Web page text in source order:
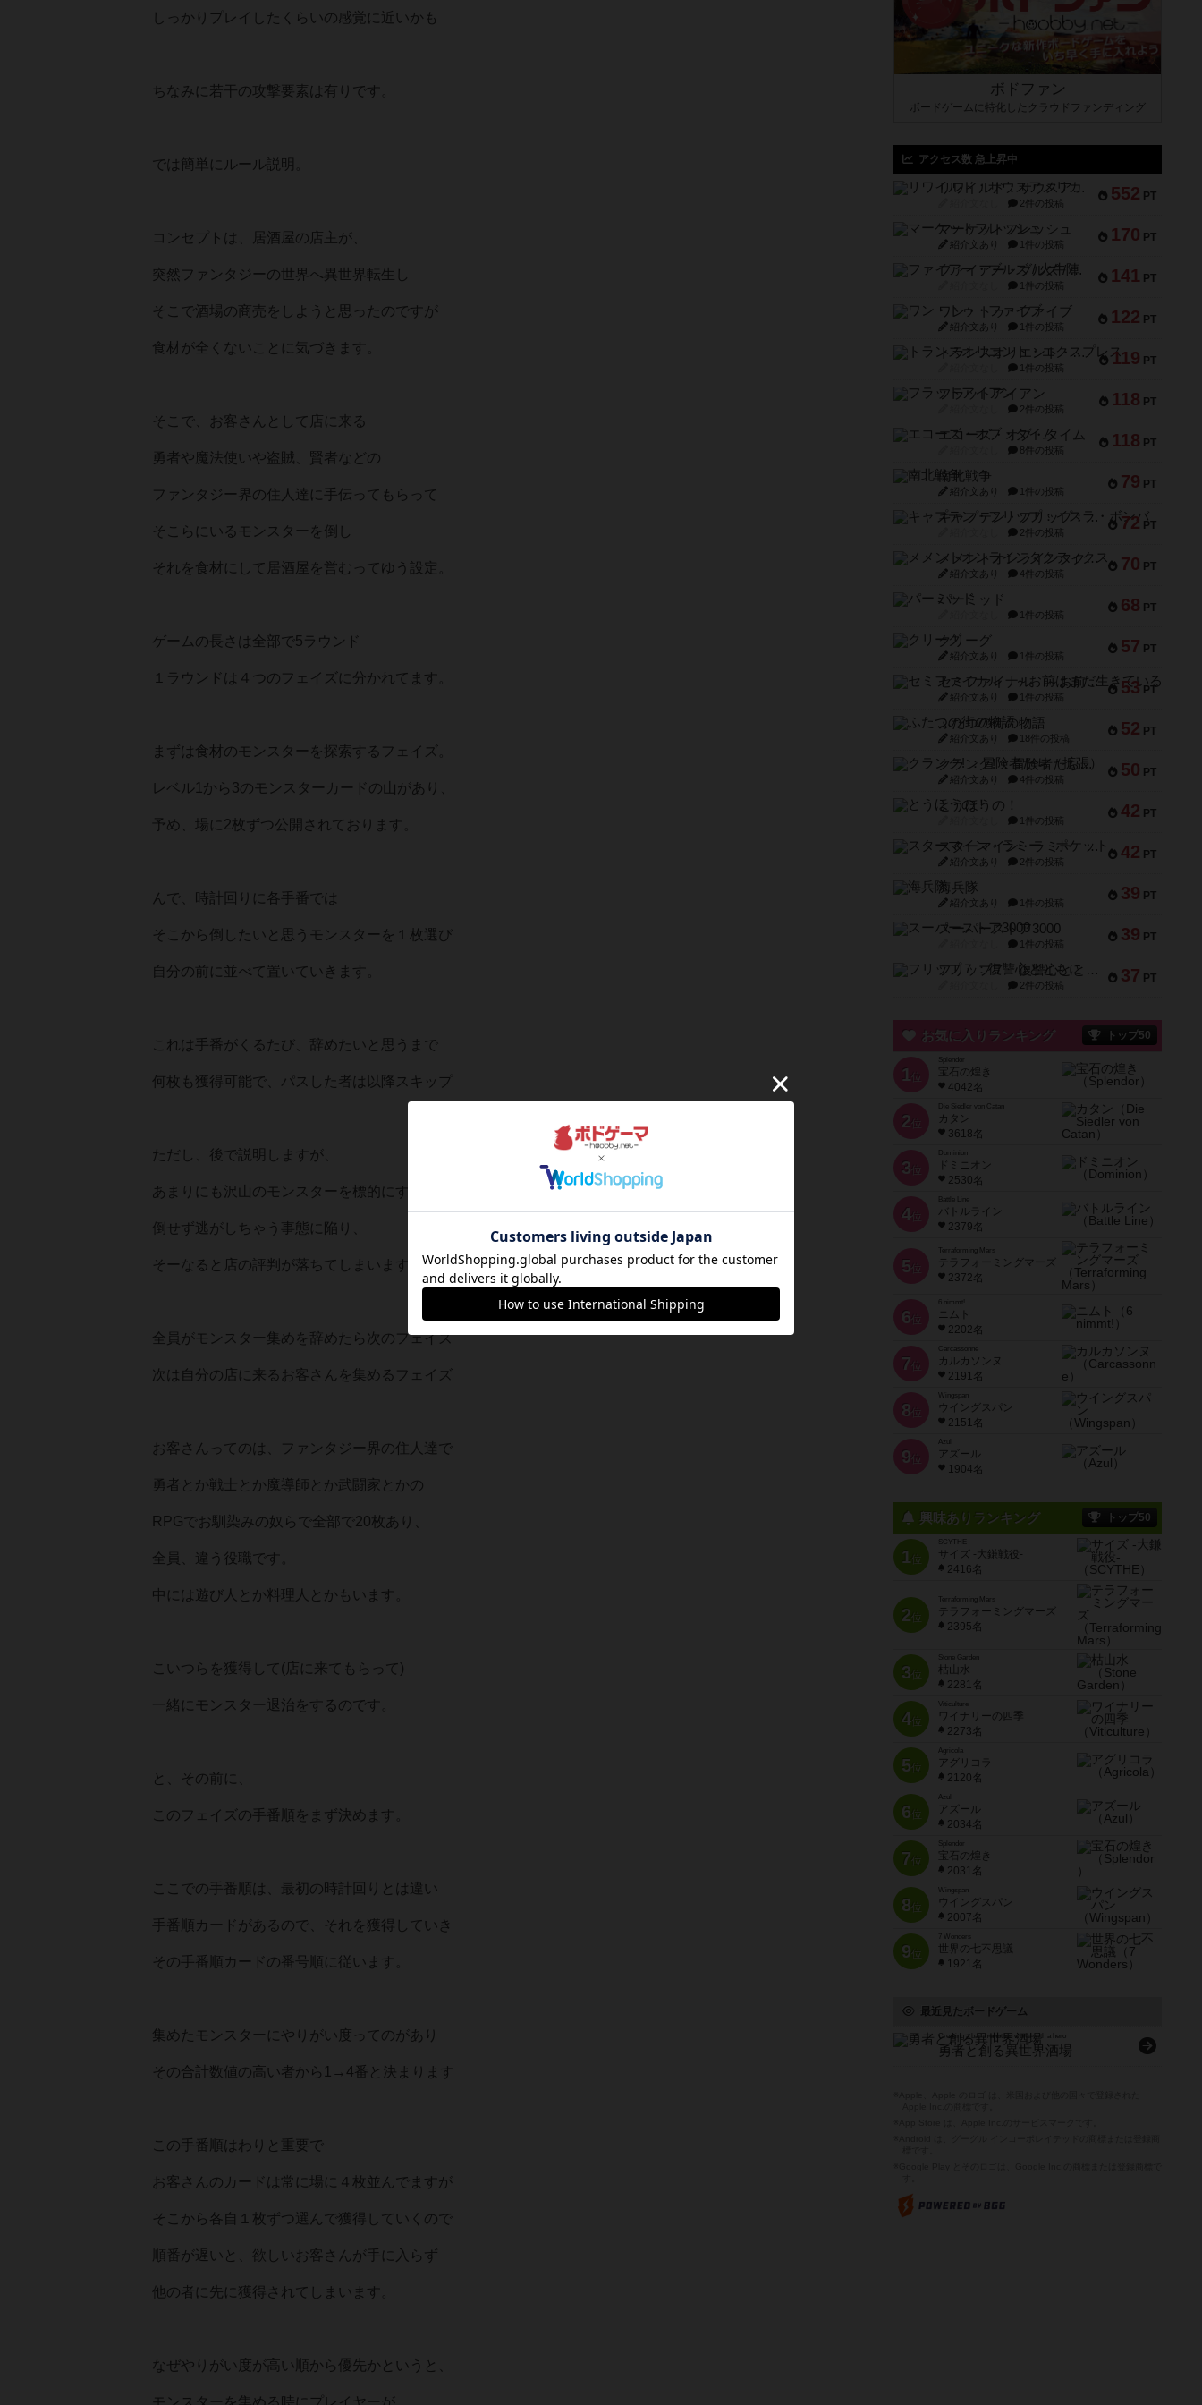
しっかりプレイしたくらいの感覚に近いかも
ちなみに若干の攻撃要素は有りです。
では簡単にルール説明。
コンセプトは、居酒屋の店主が、
突然ファンタジーの世界へ異世界転生し
そこで酒場の商売をしようと思ったのですが
食材が全くないことに気づきます。
そこで、お客さんとして店に来る
勇者や魔法使いや盗賊、賢者などの
ファンタジー界の住人達に手伝ってもらって
そこらにいるモンスターを倒し
それを食材にして居酒屋を営むってゆう設定。
ゲームの長さは全部で5ラウンド
１ラウンドは４つのフェイズに分かれてます。
まずは食材のモンスターを探索するフェイズ。
レベル1から3のモンスターカードの山があり、
予め、場に2枚ずつ公開されております。
んで、時計回りに各手番では
そこから倒したいと思うモンスターを１枚選び
自分の前に並べて置いていきます。
これは手番がくるたび、辞めたいと思うまで
何枚も獲得可能で、パスした者は以降スキップ
ただし、後で説明しますが、
あまりにも沢山のモンスターを標的にすると
倒せず逃がしちゃう事態に陥り、
そーなると店の評判が落ちてしまいます。
全員がモンスター集めを辞めたら次のフェイズ
次は自分の店に来るお客さんを集めるフェイズ
お客さんってのは、ファンタジー界の住人達で
勇者とか戦士とか魔導師とか武闘家とかの
RPGでお馴染みの奴らで全部で20枚あり、
全員、違う役職です。
中には遊び人とか料理人とかもいます。
こいつらを獲得して(店に来てもらって)
一緒にモンスター退治をするのです。
と、その前に、
このフェイズの手番順をまず決めます。
ここでの手番順は、最初の時計回りとは違い
手番順カードがあるので、それを獲得していき
その手番順カードの番号順に従います。
集めたモンスターにやりがい度ってのがあり
その合計数値の高い者から1→4番と決まります
この手番順はわりと重要で
お客さんのカードは常に場に４枚並んでますが
そこから各自１枚ずつ選んで獲得していくので
順番が遅いと、欲しいお客さんが手に入らず
他の者に先に獲得されてしまいます。
なぜやりがい度が高い順から優先かというと、
モンスターを集める時にプレイヤーが
ボドファン
ボードゲームに特化したクラウドファンディング
アクセス数 急上昇中
552 PT
リワイルド：サウスアメリカ
2件の投稿
170 PT
マーケットフレッシュ
紹介文あり 1件の投稿
141 PT
ファイアー・ブルズ / 火牛陣
1件の投稿
122 PT
ワン・トゥ・ファイブ
紹介文あり 1件の投稿
119 PT
トランスオリエント・エクスプレス
1件の投稿
118 PT
フラットアイアン
2件の投稿
118 PT
エコーズ・オブ・タイム
8件の投稿
79 PT
南北戦争
紹介文あり 1件の投稿
72 PT
キャプテン・フリップ：イスラ・ボンバ
2件の投稿
70 PT
メメントオンラインタクティクス
紹介文あり 4件の投稿
68 PT
パーミッド
1件の投稿
57 PT
クリーグ
紹介文あり 1件の投稿
53 PT
セミファイナル ～お前はまだ生きている～
紹介文あり 1件の投稿
52 PT
ふたつの街の物語
紹介文あり 18件の投稿
50 PT
クランク! ：冒険者たち（拡張）
紹介文あり 4件の投稿
42 PT
とうほうの！
1件の投稿
42 PT
スターマイン・ラミー ポケット
紹介文あり 2件の投稿
39 PT
海兵隊
紹介文あり 1件の投稿
39 PT
スーパーストア3000
1件の投稿
37 PT
フリップ７：復讐心とともに
2件の投稿
お気に入りランキング トップ50
1 位
宝石の煌き
4042名
2 位
Die Siedler von Catan
カタン
3618名
3 位
ドミニオン
2530名
4位
Battle Line
バトルライン
2379名
5 位
Terraforming Mars
テラフォーミングマーズ
2372名
6 位
ニムト
2202名
7 位
Carcassonne
カルカソンヌ
2191名
8 位
Wingspan
ウイングスパン
2151名
9 位
Azul
アズール
1904名
興味ありランキング トップ50
1位
SCYTHE
サイズ -大鎌戦役-
2416名
2位
Terraforming Mars
テラフォーミングマーズ
2395名
3位
Stone Garden
枯山水
2281名
4位
Viticulture
ワイナリーの四季
2273名
5位
Agricola
アグリコラ
2120名
6位
Azul
アズール
2034名
7位
宝石の煌き
2031名
8位
Wingspan
ウイングスパン
2007名
9位
7 Wonders
世界の七不思議
1921名
最近見たボードゲーム
Creating a bar in another world with a hero
勇者と創る異世界酒場